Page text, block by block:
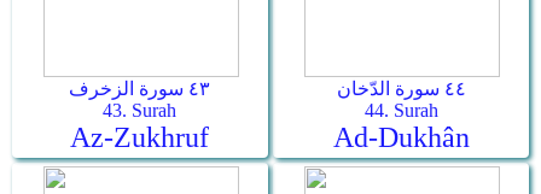
٤٣ سورة الزخرف
43. Surah
Az-Zukhruf
٤٤ سورة الدّخان
44. Surah
Ad-Dukhân